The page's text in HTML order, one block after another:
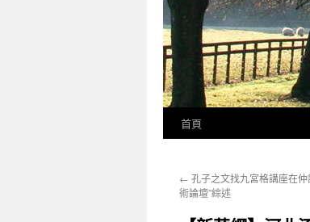
首頁
← 孔子之文找九宮格講座在
術論壇”綜述